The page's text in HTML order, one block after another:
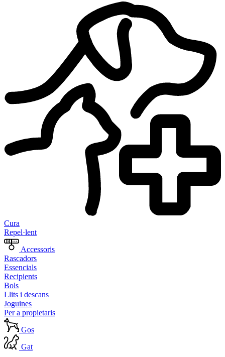
Cura
Repel·lent
Accessoris
Rascadors
Essencials
Recipients
Bols
Llits i descans
Joguines
Per a propietaris
Gos
Gat